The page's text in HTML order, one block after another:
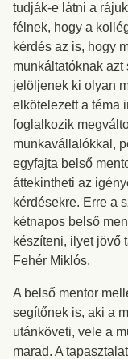
tudják-e látni a
félnek, hogy a
kérdés az is, hogy
munkáltatóknak azt
jelöljenek ki olyan
elkötelezett a téma
foglalkozik
munkavállalókkal,
egyfajta belső
áttekintheti az
kérdésekre. Erre a
kétnapos belső
készíteni, ilyet jövő
Fehér Miklós.
A belső mentor
segítőnek is, aki a
utánköveti, vele a
marad. A